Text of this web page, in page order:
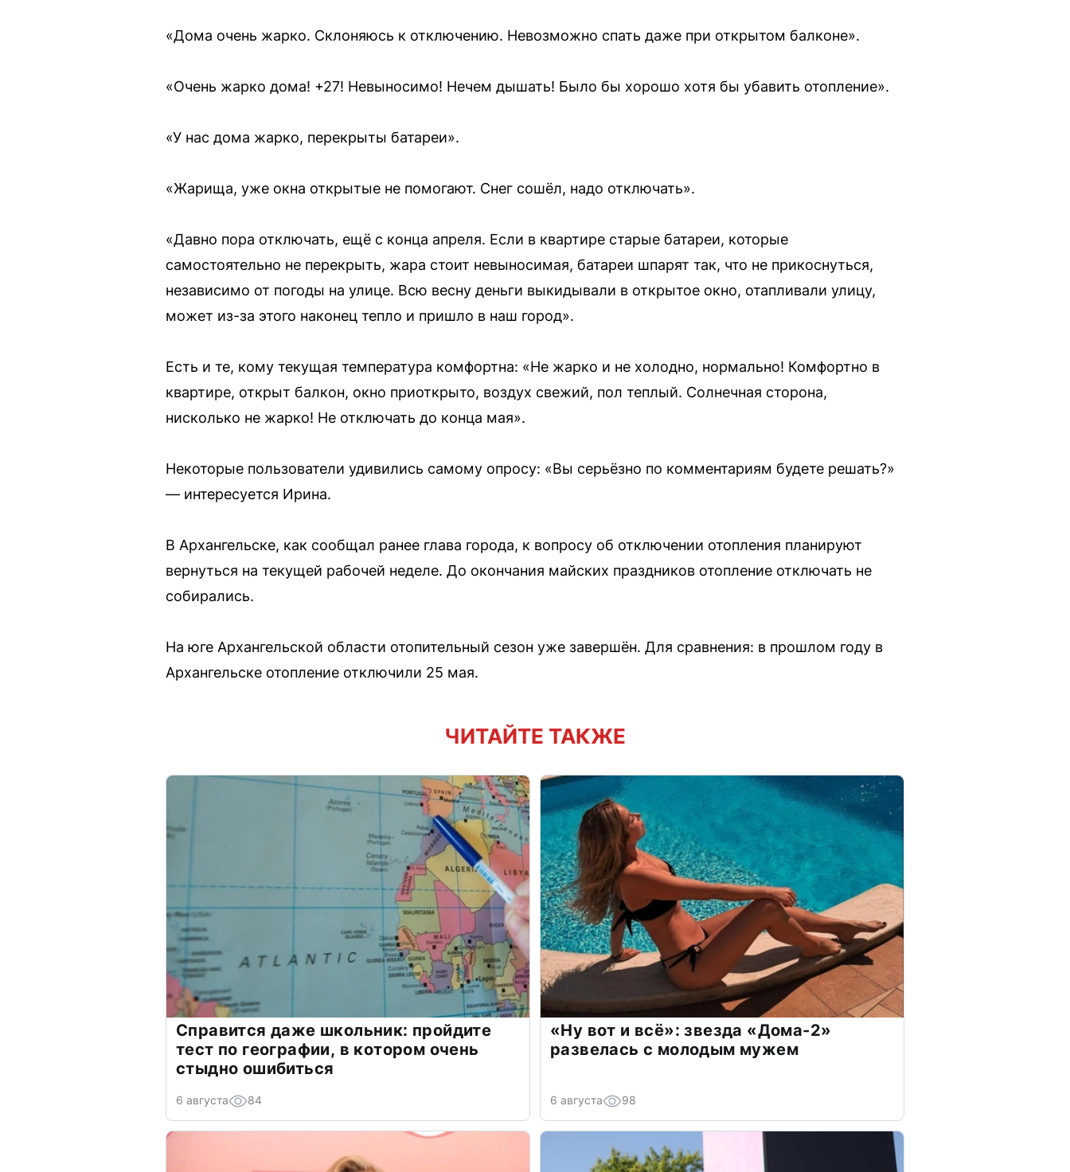
«Дома очень жарко. Склоняюсь к отключению. Невозможно спать даже при открытом балконе».
«Очень жарко дома! +27! Невыносимо! Нечем дышать! Было бы хорошо хотя бы убавить отопление».
«У нас дома жарко, перекрыты батареи».
«Жарища, уже окна открытые не помогают. Снег сошёл, надо отключать».
«Давно пора отключать, ещё с конца апреля. Если в квартире старые батареи, которые
самостоятельно не перекрыть, жара стоит невыносимая, батареи шпарят так, что не прикоснуться,
независимо от погоды на улице. Всю весну деньги выкидывали в открытое окно, отапливали улицу,
может из-за этого наконец тепло и пришло в наш город».
Есть и те, кому текущая температура комфортна: «Не жарко и не холодно, нормально! Комфортно в
квартире, открыт балкон, окно приоткрыто, воздух свежий, пол теплый. Солнечная сторона,
нисколько не жарко! Не отключать до конца мая».
Некоторые пользователи удивились самому опросу: «Вы серьёзно по комментариям будете решать?»
— интересуется Ирина.
В Архангельске, как сообщал ранее глава города, к вопросу об отключении отопления планируют
вернуться на текущей рабочей неделе. До окончания майских праздников отопление отключать не
собирались.
На юге Архангельской области отопительный сезон уже завершён. Для сравнения: в прошлом году в
Архангельске отопление отключили 25 мая.
ЧИТАЙТЕ ТАКЖЕ
Справится даже школьник: пройдите
тест по географии, в котором очень
стыдно ошибиться
6 августа 84
«Ну вот и всё»: звезда «Дома-2»
развелась с молодым мужем
6 августа 98